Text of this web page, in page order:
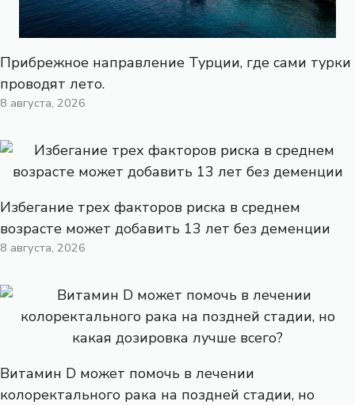
Прибрежное направление Турции, где сами турки
проводят лето.
8 августа, 2026
Избегание трех факторов риска в среднем
возрасте может добавить 13 лет без деменции
8 августа, 2026
Витамин D может помочь в лечении
колоректального рака на поздней стадии, но